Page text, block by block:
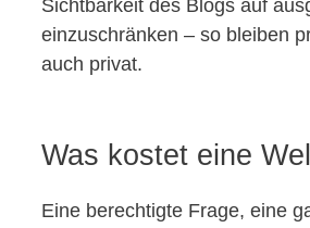
Sichtbarkeit des Blogs auf
einzuschränken – so bleiben
auch privat.
Was kostet eine
Eine berechtigte Frage, eine